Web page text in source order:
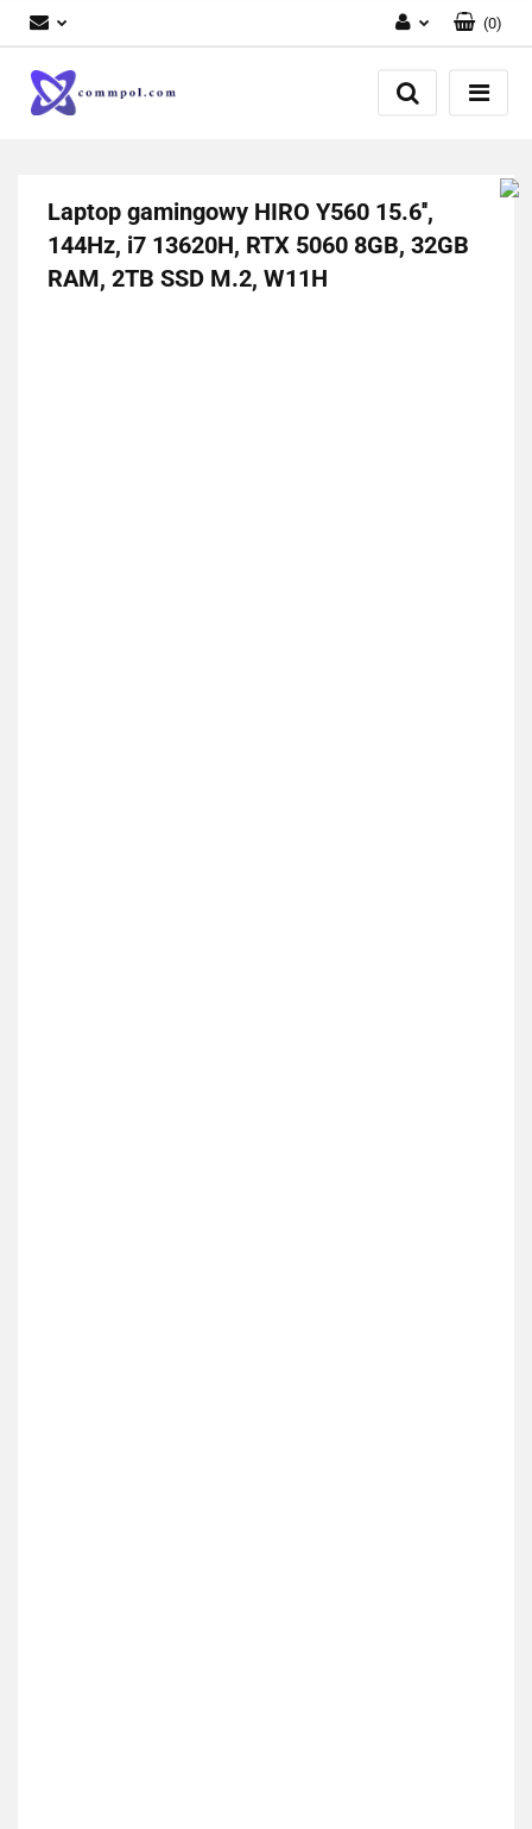
Zaloguj się
Zarejestruj się
(0)
Laptop gamingowy HIRO Y560 15.6'',
144Hz, i7 13620H, RTX 5060 8GB, 32GB
RAM, 2TB SSD M.2, W11H